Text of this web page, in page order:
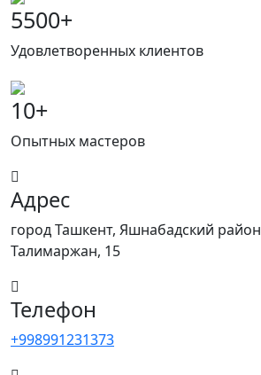
5500+
Удовлетворенных клиентов
10+
Опытных мастеров
Адрес
город Ташкент, Яшнабадский
Талимаржан, 15
Телефон
+998991231373